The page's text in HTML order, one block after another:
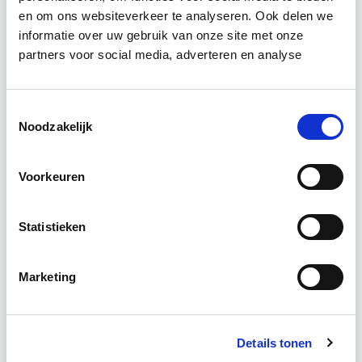
en om ons websiteverkeer te analyseren. Ook delen we
informatie over uw gebruik van onze site met onze
partners voor social media, adverteren en analyse
Noodzakelijk
Voorkeuren
Statistieken
Marketing
Details tonen
Projectontwikkeling
Tijdens deze opleiding leer je om integraal
komen voorbij, waarbij de…
Utrecht en/of online
15 Lesdagen lesdag(en)